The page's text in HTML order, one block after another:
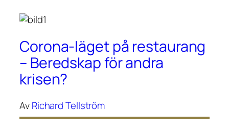
Corona-läget på restaurang
– Beredskap för andra
krisen?
AvRichard Tellström